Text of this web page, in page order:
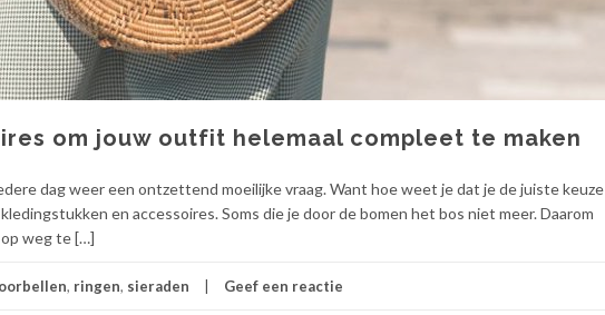
om jouw outfit helemaal compleet te maken
dag weer een ontzettend moeilijke vraag. Want hoe weet je dat je de juiste keuze
en accessoires. Soms die je door de bomen het bos niet meer. Daarom
weg te […]
oorbellen, ringen, sieraden Geef een reactie